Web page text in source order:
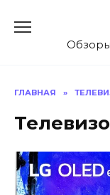
содержанию
ГЛАВНАЯ »